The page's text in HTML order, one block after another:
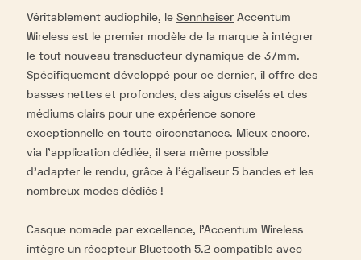
Véritablement audiophile, le Sennheiser Accentum
Wireless est le premier modèle de la marque à intégrer
le tout nouveau transducteur dynamique de 37mm.
Spécifiquement développé pour ce dernier, il offre des
basses nettes et profondes, des aigus ciselés et des
médiums clairs pour une expérience sonore
exceptionnelle en toute circonstances. Mieux encore,
via l’application dédiée, il sera même possible
d’adapter le rendu, grâce à l’égaliseur 5 bandes et les
nombreux modes dédiés !
Casque nomade par excellence, l’Accentum Wireless
intègre un récepteur Bluetooth 5.2 compatible avec